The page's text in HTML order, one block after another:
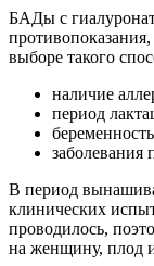
БАДы с
противопоказания,
выборе такого
наличие
период
заболевания
В период
клинических
проводилось,
на женщину, плод